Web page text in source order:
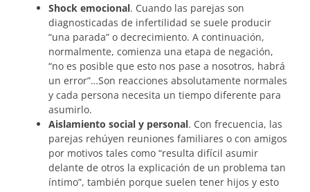
Shock emocional. Cuando las parejas son
diagnosticadas de infertilidad se suele producir
“una parada” o decrecimiento. A continuación,
normalmente, comienza una etapa de negación,
“no es posible que esto nos pase a nosotros, habrá
un error”…Son reacciones absolutamente normales
y cada persona necesita un tiempo diferente para
asumirlo.
Aislamiento social y personal. Con frecuencia, las
parejas rehúyen reuniones familiares o con amigos
por motivos tales como “resulta difícil asumir
delante de otros la explicación de un problema tan
íntimo”, también porque suelen tener hijos y esto